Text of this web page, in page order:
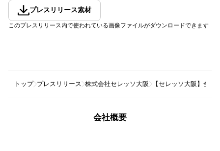
プレスリリース素材
このプレスリリース内で使われている画像ファイルがダウンロードできます
トップ プレスリリース 株式会社セレッソ大阪 【セレッソ大阪】全
会社概要